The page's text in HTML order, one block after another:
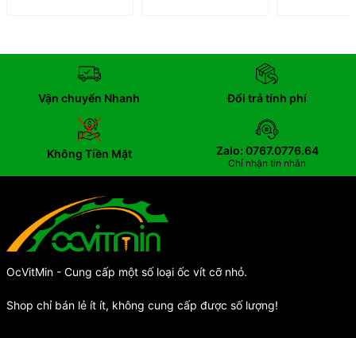
Vận chuyển Nhanh Đổi trả tính phí
Không Tiền Mặt Zalo: 0767.0776.64
Chỉ nhận tin nhắn
OcVitMin - Cung cấp một số loại ốc vít cỡ nhỏ.
Shop chỉ bán lẻ ít ít, không cung cấp được số lượng!